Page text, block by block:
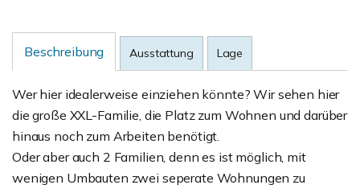
Beschreibung Ausstattung Lage
Wer hier idealerweise einziehen könnte? Wir sehen hier
die große XXL-Familie, die Platz zum Wohnen und darüber
hinaus noch zum Arbeiten benötigt.
Oder aber auch 2 Familien, denn es ist möglich, mit
wenigen Umbauten zwei seperate Wohnungen zu